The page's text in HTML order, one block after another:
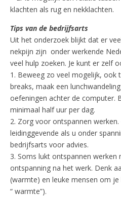
klachten als rug en nekklachten.
Tips van de bedrijfsarts
Uit het onderzoek blijkt dat er
nekpijn zijn onder werkende
veel hulp zoeken. Je kunt er zelf
1. Beweeg zo veel mogelijk, ook
breaks, maak een
oefeningen achter de computer.
minimaal half uur per dag.
2. Zorg voor ontspannen
leidinggevende als u onder
bedrijfsarts voor advies.
3. Soms lukt ontspannen werken
ontspanning na het werk. Denk
(warmte) en leuke mensen om
“ warmte”).